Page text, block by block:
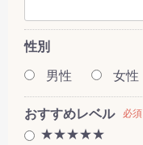
性別
男性 女性
おすすめレベル 必須
★★★★★